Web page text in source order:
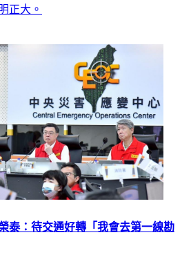
正大。
泰：待交通好轉「我會去第一線勘